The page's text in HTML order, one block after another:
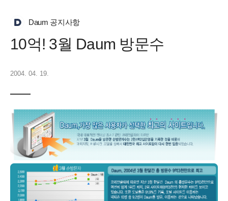
Daum 공지사항
10억! 3월 Daum 방문수
2004. 04. 19.